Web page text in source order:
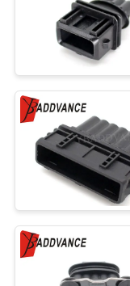
ΠΟΙΟΤΙΚΌΣ
ΈΛΕΓΧΟΣ
ΜΑΣ
ΕΛΆΤΕ
ΕΠΑΦΉ
ΜΕ
ΖΗΤΉΣΤΕ